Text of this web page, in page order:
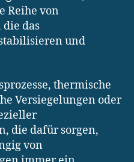
Reihe von
das
und
thermische
Versiegelungen oder
die dafür sorgen,
von